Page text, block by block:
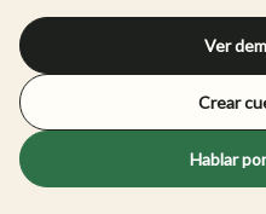
Ver
Crear
Hablar